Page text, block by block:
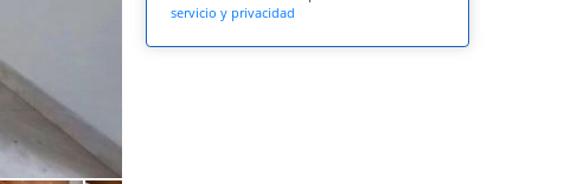
servicio y privacidad